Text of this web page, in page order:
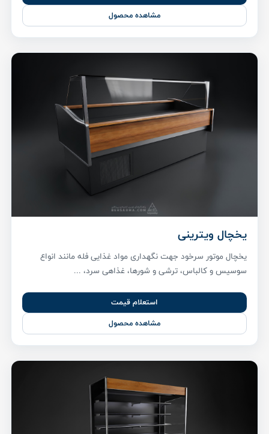
مشاهده محصول
یخچال ویترینی
یخچال موتور سرخود جهت نگهداری مواد غذایی فله مانند انواع
سوسیس و کالباس، ترشی و شورها، غذاهی سرد، ...
استعلام قیمت
مشاهده محصول